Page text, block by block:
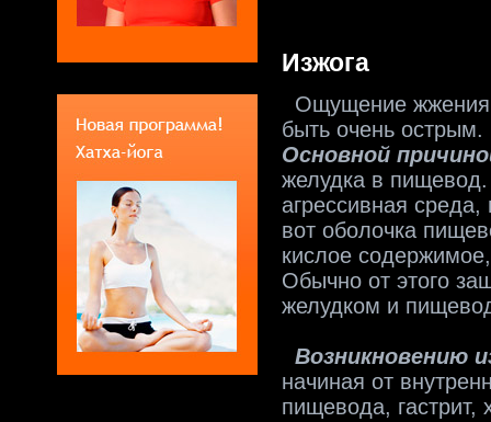
Изжога
Ощущение жжения
быть очень острым.
Основной
желудка в
агрессивная
вот оболочка
кислое
Обычно от этого
желудком и
Возникновению
начиная от
пищевода, гастрит,